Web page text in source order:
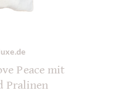
Peace mit
Pralinen